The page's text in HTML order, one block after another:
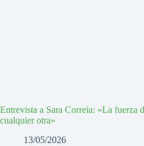
Entrevista a Sara Correia: «La fuerza
cualquier otra»
13/05/2026